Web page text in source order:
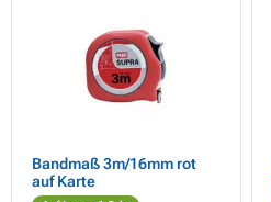
Bandmaß 3m/16mm rot
auf Karte